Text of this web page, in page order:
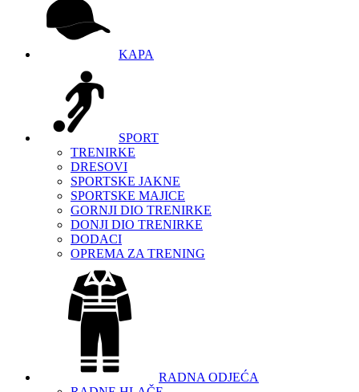
KAPA
SPORT
TRENIRKE
DRESOVI
SPORTSKE JAKNE
SPORTSKE MAJICE
GORNJI DIO TRENIRKE
DONJI DIO TRENIRKE
DODACI
OPREMA ZA TRENING
RADNA ODJEĆA